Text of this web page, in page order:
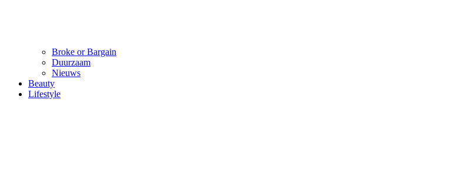
Broke or Bargain
Duurzaam
Nieuws
Beauty
Lifestyle